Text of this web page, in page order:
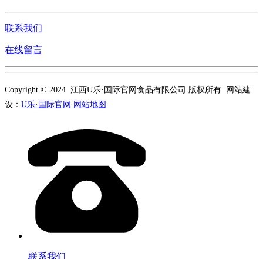
联系我们
在线留言
Copyright © 2024 江西U乐·国际官网食品有限公司 版权所有 网站建
设： U乐·国际官网 网站地图
联系我们